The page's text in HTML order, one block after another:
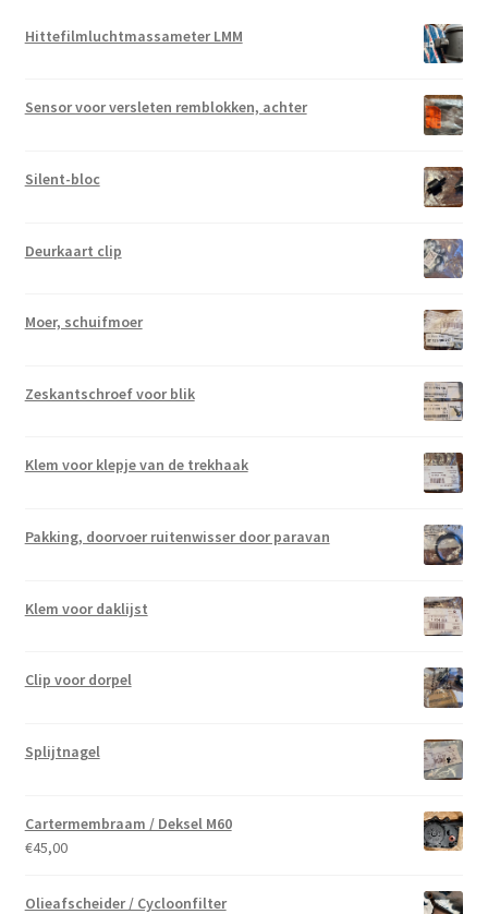
Hittefilmluchtmassameter LMM
Sensor voor versleten remblokken, achter
Silent-bloc
Deurkaart clip
Moer, schuifmoer
Zeskantschroef voor blik
Klem voor klepje van de trekhaak
Pakking, doorvoer ruitenwisser door paravan
Klem voor daklijst
Clip voor dorpel
Splijtnagel
Cartermembraam / Deksel M60
€45,00
Olieafscheider / Cycloonfilter